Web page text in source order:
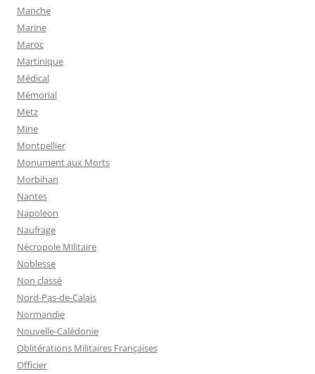
Manche
Marine
Maroc
Martinique
Médical
Mémorial
Metz
Mine
Montpellier
Monument aux Morts
Morbihan
Nantes
Napoleon
Naufrage
Nécropole Militaire
Noblesse
Non classé
Nord-Pas-de-Calais
Normandie
Nouvelle-Calédonie
Oblitérations Militaires Françaises
Officier